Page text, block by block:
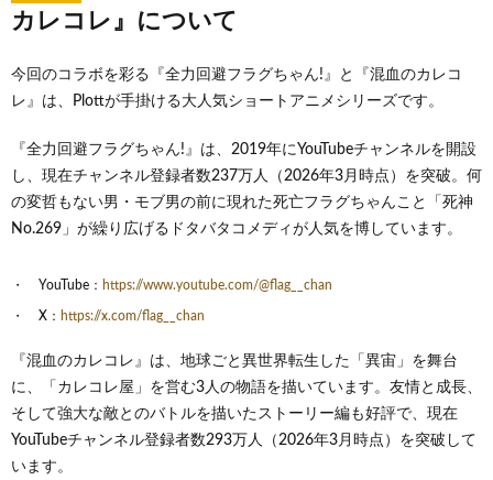
カレコレ』について
今回のコラボを彩る『全力回避フラグちゃん!』と『混血のカレコ
レ』は、Plottが手掛ける大人気ショートアニメシリーズです。
『全力回避フラグちゃん!』は、2019年にYouTubeチャンネルを開設
し、現在チャンネル登録者数237万人（2026年3月時点）を突破。何
の変哲もない男・モブ男の前に現れた死亡フラグちゃんこと「死神
No.269」が繰り広げるドタバタコメディが人気を博しています。
YouTube： https://www.youtube.com/@flag__chan
X： https://x.com/flag__chan
『混血のカレコレ』は、地球ごと異世界転生した「異宙」を舞台
に、「カレコレ屋」を営む3人の物語を描いています。友情と成長、
そして強大な敵とのバトルを描いたストーリー編も好評で、現在
YouTubeチャンネル登録者数293万人（2026年3月時点）を突破して
います。